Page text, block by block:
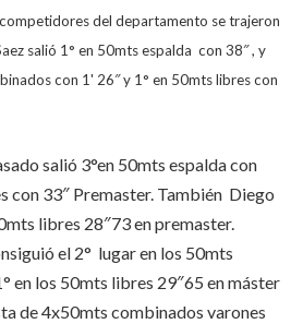
del departamento se trajeron
salió 1° en 50mts espalda con 38″ , y
con 1' 26″ y 1° en 50mts libres con
salió 3°en 50mts espalda con
con 33″ Premaster. También Diego
libres 28″73 en premaster.
el 2° lugar en los 50mts
en los 50mts libres 29″65 en máster
de 4x50mts combinados varones